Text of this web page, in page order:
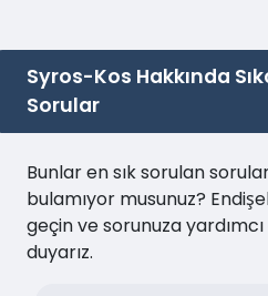
Syros-Kos Hakkında
Sorular
Bunlar en sık sorulan
bulamıyor musunuz?
geçin ve sorunuza
duyarız.